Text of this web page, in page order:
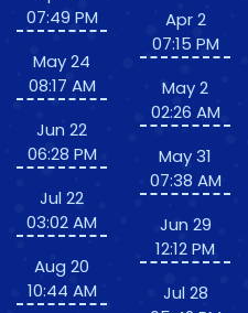
07:49 PM
May 24
08:17 AM
Jun 22
06:28 PM
Jul 22
03:02 AM
Aug 20
10:44 AM
Apr 2
07:15 PM
May 2
02:26 AM
May 31
07:38 AM
Jun 29
12:12 PM
Jul 28